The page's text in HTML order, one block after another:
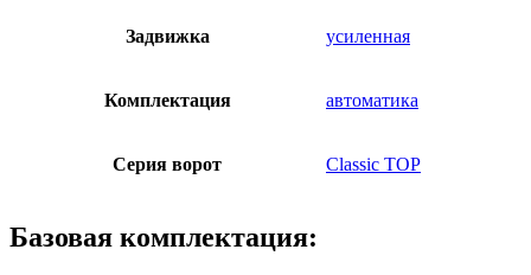
Задвижка усиленная
Комплектация автоматика
Серия ворот Classic TOP
Базовая комплектация: